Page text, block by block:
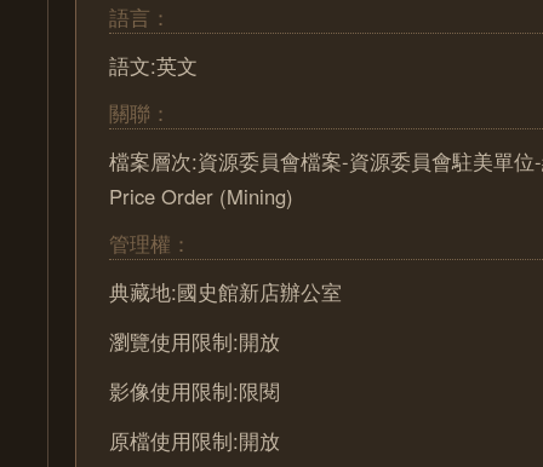
語言：
語文:英文
關聯：
檔案層次:資源委員會檔案-資源委員會駐美單
Price Order (Mining)
管理權：
典藏地:國史館新店辦公室
瀏覽使用限制:開放
影像使用限制:限閱
原檔使用限制:開放